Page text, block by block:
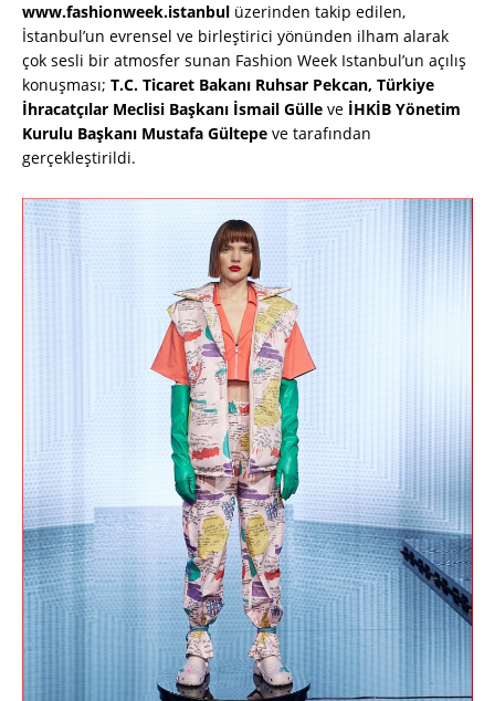
www.fashionweek.istanbul üzerinden takip edilen,
İstanbul’un evrensel ve birleştirici yönünden ilham alarak
çok sesli bir atmosfer sunan Fashion Week Istanbul’un açılış
konuşması; T.C. Ticaret Bakanı Ruhsar Pekcan, Türkiye
İhracatçılar Meclisi Başkanı İsmail Gülle ve İHKİB Yönetim
Kurulu Başkanı Mustafa Gültepe ve tarafından
gerçekleştirildi.